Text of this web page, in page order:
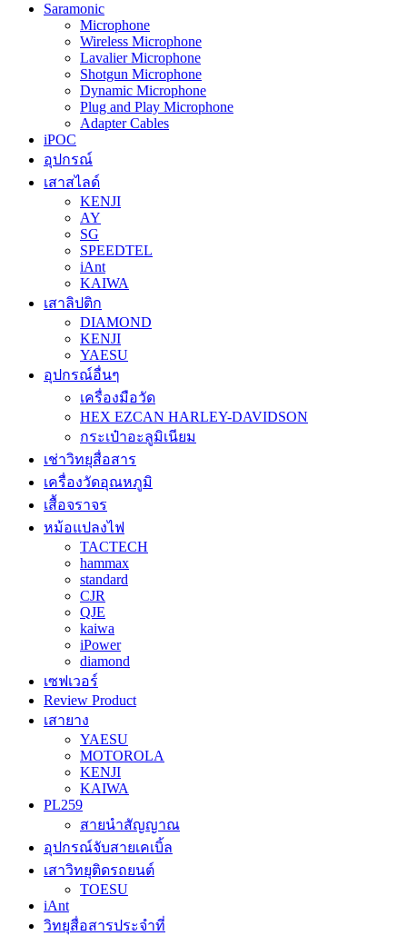
Saramonic
Microphone
Wireless Microphone
Lavalier Microphone
Shotgun Microphone
Dynamic Microphone
Plug and Play Microphone
Adapter Cables
iPOC
อุปกรณ์
เสาสไลด์
KENJI
AY
SG
SPEEDTEL
iAnt
KAIWA
เสาลิปติก
DIAMOND
KENJI
YAESU
อุปกรณ์อื่นๆ
เครื่องมือวัด
HEX EZCAN HARLEY-DAVIDSON
กระเป๋าอะลูมิเนียม
เช่าวิทยุสื่อสาร
เครื่องวัดอุณหภูมิ
เสื้อจราจร
หม้อแปลงไฟ
TACTECH
hammax
standard
CJR
QJE
kaiwa
iPower
diamond
เซฟเวอร์
Review Product
เสายาง
YAESU
MOTOROLA
KENJI
KAIWA
PL259
สายนำสัญญาณ
อุปกรณ์จับสายเคเบิ้ล
เสาวิทยุติดรถยนต์
TOESU
iAnt
วิทยุสื่อสารประจำที่